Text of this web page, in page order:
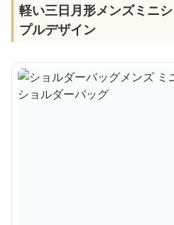
軽い三日月形メンズミニ
プルデザイン